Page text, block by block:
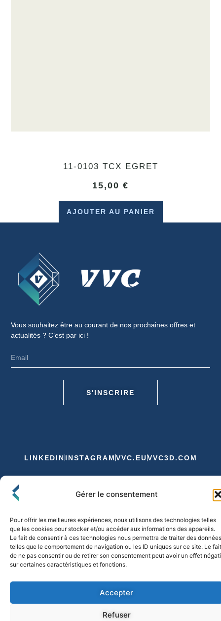
Gérer le consentement
Pour offrir les meilleures expériences, nous utilisons des technologies telles
que les cookies pour stocker et/ou accéder aux informations des appareils.
Le fait de consentir à ces technologies nous permettra de traiter des données
telles que le comportement de navigation ou les ID uniques sur ce site. Le fait
de ne pas consentir ou de retirer son consentement peut avoir un effet
sur certaines caractéristiques et fonctions.
Accepter
Refuser
11-0103 TCX EGRET
15,00 €
AJOUTER AU PANIER
Vous souhaitez être au courant de nos prochaines offres et
actualités ? C’est par ici !
S'INSCRIRE
LINKEDIN INSTAGRAM VVC.EUVVC3D.COM
Politique de Confidentialité et de CookiesExpédition et Livraison
© 2026 FLO & CO. All Rights Reserved